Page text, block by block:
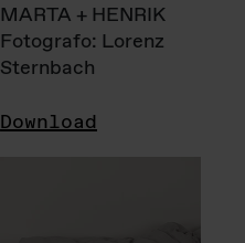
MARTA + HENRIK
Fotografo: Lorenz
Sternbach
Download